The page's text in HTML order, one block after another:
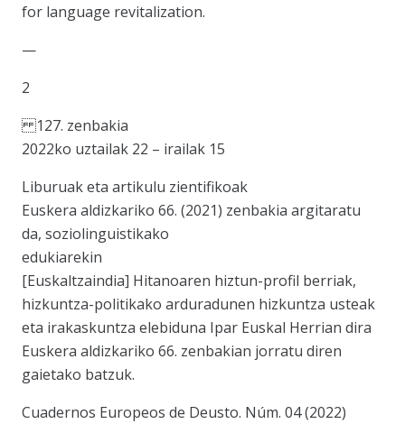
for language revitalization.
—
2
127. zenbakia
2022ko uztailak 22 – irailak 15
Liburuak eta artikulu zientifikoak
Euskera aldizkariko 66. (2021) zenbakia argitaratu
da, soziolinguistikako
edukiarekin
[Euskaltzaindia] Hitanoaren hiztun-profil berriak,
hizkuntza-politikako arduradunen hizkuntza usteak
eta irakaskuntza elebiduna Ipar Euskal Herrian dira
Euskera aldizkariko 66. zenbakian jorratu diren
gaietako batzuk.
Cuadernos Europeos de Deusto. Núm. 04 (2022)